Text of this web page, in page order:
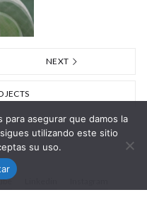
NEXT
asegurar que damos la
utilizando este sitio
su uso.